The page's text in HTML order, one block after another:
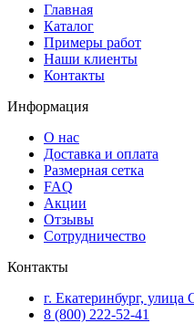
Главная
Каталог
Примеры работ
Наши клиенты
Контакты
Информация
О нас
Доставка и оплата
Размерная сетка
FAQ
Акции
Отзывы
Сотрудничество
Контакты
г. Екатеринбург, улица
8 (800) 222-52-41